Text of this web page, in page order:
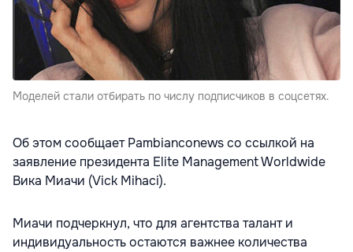
Моделей стали отбирать по числу подписчиков в соцсетях.
Об этом сообщает Pambianconews со ссылкой на
заявление президента Elite Management Worldwide
Вика Миачи (Vick Mihaci).
Миачи подчеркнул, что для агентства талант и
индивидуальность остаются важнее количества